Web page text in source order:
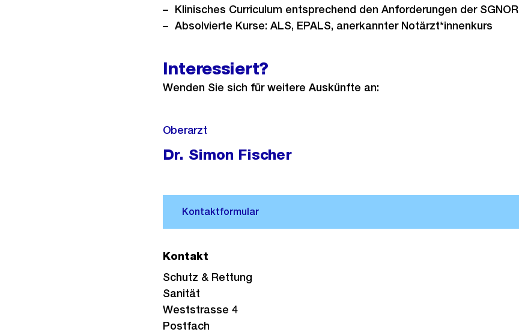
Klinisches Curriculum entsprechend den Anforderungen der SGNOR
Absolvierte Kurse: ALS, EPALS, anerkannter Notärzt*innenkurs
Interessiert?
Wenden Sie sich für weitere Auskünfte an:
Oberarzt
Dr. Simon Fischer
Kontakt
Schutz & Rettung
Sanität
Weststrasse 4
Postfach